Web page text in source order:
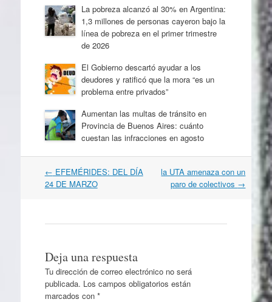
La pobreza alcanzó al 30% en Argentina:
1,3 millones de personas cayeron bajo la
línea de pobreza en el primer trimestre
de 2026
El Gobierno descartó ayudar a los
deudores y ratificó que la mora “es un
problema entre privados”
Aumentan las multas de tránsito en
Provincia de Buenos Aires: cuánto
cuestan las infracciones en agosto
Navegación
por
← EFEMÉRIDES: DEL DÍA
24 DE MARZO
la UTA amenaza con un
paro de colectivos →
Deja una respuesta
Tu dirección de correo electrónico no será
publicada. Los campos obligatorios están
marcados con *